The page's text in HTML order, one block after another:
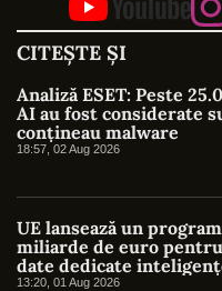
CITEȘTE ȘI
Analiză ESET: Peste
AI au fost considerate
conțineau malware
18:57, 02 Aug 2026
UE lansează un
miliarde de euro
date dedicate
13:20, 01 Aug 2026